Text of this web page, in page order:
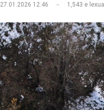
27.01.2026 12:46 1,543 e